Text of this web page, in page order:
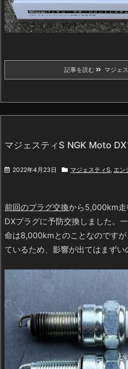
記事を読む マジェ
マジェスティS NGK Moto DX
2022年4月23日 マジェスティS, エン
前回のプラグ交換から5,000km
DXプラグに予防交換しました。
命は8,000kmとのことなのです
ているため、影響が出てはまずい